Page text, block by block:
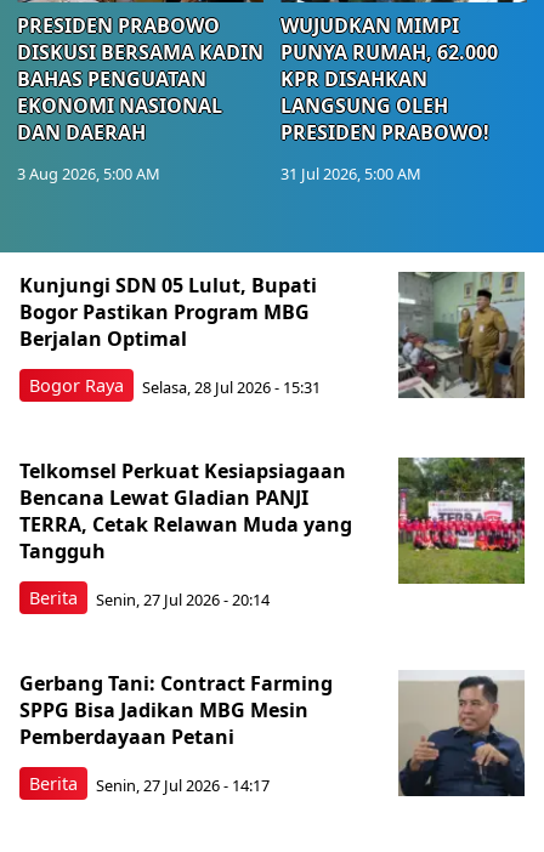
PRESIDEN PRABOWO
DISKUSI BERSAMA KADIN
BAHAS PENGUATAN
EKONOMI NASIONAL
DAN DAERAH
3 Aug 2026, 5:00 AM
WUJUDKAN MIMPI
PUNYA RUMAH, 62.000
KPR DISAHKAN
LANGSUNG OLEH
PRESIDEN PRABOWO!
31 Jul 2026, 5:00 AM
Bogor Raya
Kunjungi SDN 05 Lulut, Bupati
Bogor Pastikan Program MBG
Berjalan Optimal
Selasa, 28 Jul 2026 - 15:31
Berita
Telkomsel Perkuat Kesiapsiagaan
Bencana Lewat Gladian PANJI
TERRA, Cetak Relawan Muda yang
Tangguh
Senin, 27 Jul 2026 - 20:14
Berita
Gerbang Tani: Contract Farming
SPPG Bisa Jadikan MBG Mesin
Pemberdayaan Petani
Senin, 27 Jul 2026 - 14:17